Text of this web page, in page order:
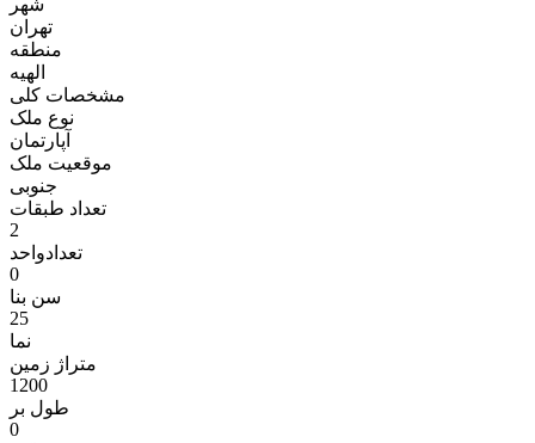
شهر
تهران
منطقه
الهيه
مشخصات کلی
نوع ملک
آپارتمان
موقعیت ملک
جنوبی
تعداد طبقات
2
تعدادواحد
0
سن بنا
25
نما
متراژ زمين
1200
طول بر
0